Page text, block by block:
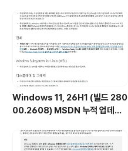
합판 6in1 [한글/영문판]
Windows 11, 26H1 (빌드 280
00.2608) MSDN 누적 업데이